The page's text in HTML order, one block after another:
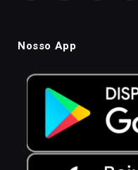
Nosso App